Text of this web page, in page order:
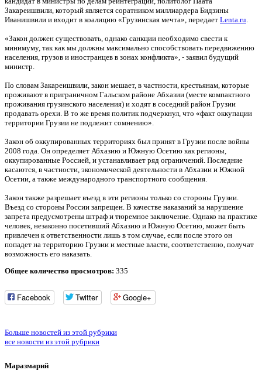
Закареишвили, который является соратником миллиардера Бидзины
Иванишвили и входит в коалицию «Грузинская мечта», передает Lenta.ru
«Закон должен существовать, однако санкции необходимо свести к
минимуму, так как мы должны максимально способствовать передвижению
населения, грузов и иностранцев в зонах конфликта», - заявил будущий
министр.
По словам Закареишвили, закон мешает, в частности, крестьянам, которые
проживают в приграничном Гальском районе Абхазии (месте компактного
проживания грузинского населения) и ходят в соседний район Грузии
продавать орехи. В то же время политик подчеркнул, что «факт оккупации
территории Грузии не подлежит сомнению».
Закон об оккупированных территориях был принят в Грузии после войны
2008 года. Он определяет Абхазию и Южную Осетию как регионы,
оккупированные Россией, и устанавливает ряд ограничений. Последние
касаются, в частности, экономической деятельности в Абхазии и Южной
Осетии, а также международного транспортного сообщения.
Закон также разрешает въезд в эти регионы только со стороны Грузии.
Въезд со стороны России запрещен. В качестве наказаний за нарушение
запрета предусмотрены штраф и тюремное заключение. Однако на практике
человек, незаконно посетивший Абхазию и Южную Осетию, может быть
привлечен к ответственности лишь в том случае, если после этого он
попадет на территорию Грузии и местные власти, соответственно, получат
возможность его наказать.
Общее количество просмотров: 335
Facebook Twitter Google+
Больше новостей из этой рубрики
все новости из этой рубрики
Маразмарий